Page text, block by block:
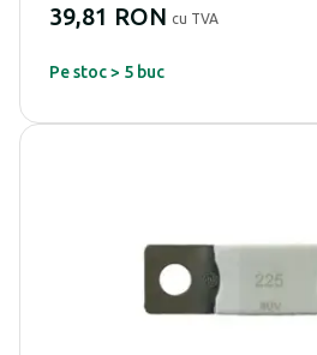
39,81 RON cu TVA
Pe stoc > 5 buc